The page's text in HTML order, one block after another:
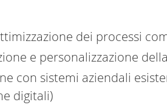
dei processi
e personalizzazione
con sistemi aziendali
digitali)